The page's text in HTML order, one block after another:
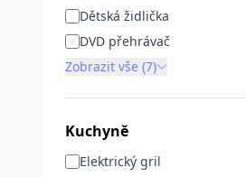
Dětská židlička
DVD přehrávač
Zobrazit vše (7)
Kuchyně
Elektrický gril